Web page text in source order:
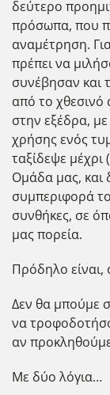
δεύτερο
πρόσωπα, που
αναμέτρηση.
πρέπει να
συνέβησαν και
από το
στην εξέδρα,
χρήσης ενός
ταξίδεψε μέχρι
Ομάδα μας, και
συμπεριφορά
συνθήκες, σε
μας πορεία.
Πρόδηλο είναι,
Δεν θα μπούμε
να
αν
Με δύο λόγια…